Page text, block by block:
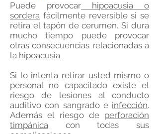
Puede provocar hipoacusia o
sordera fácilmente reversible si se
retira el tapón de cerumen. Si dura
mucho tiempo puede provocar
otras consecuencias relacionadas a
la hipoacusia
Si lo intenta retirar usted mismo o
personal no capacitado existe el
riesgo de lesiones al conducto
auditivo con sangrado e infección.
Además el riesgo de perforación
timpánica con todas sus